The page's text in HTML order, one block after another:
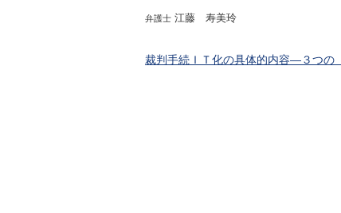
弁護士 江藤 寿美玲
裁判手続ＩＴ化の具体的内容―３つの